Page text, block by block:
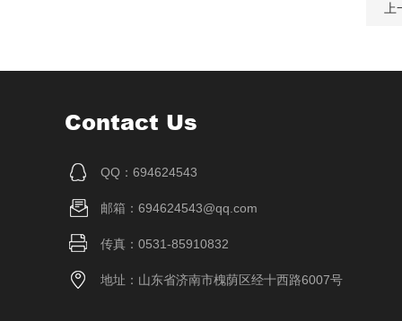
Contact Us
QQ：694624543
邮箱：694624543@qq.com
传真：0531-85910832
地址：山东省济南市槐荫区经十西路6007号